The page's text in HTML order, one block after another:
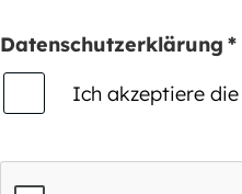
Datenschutzerklärung *
Ich akzeptiere die